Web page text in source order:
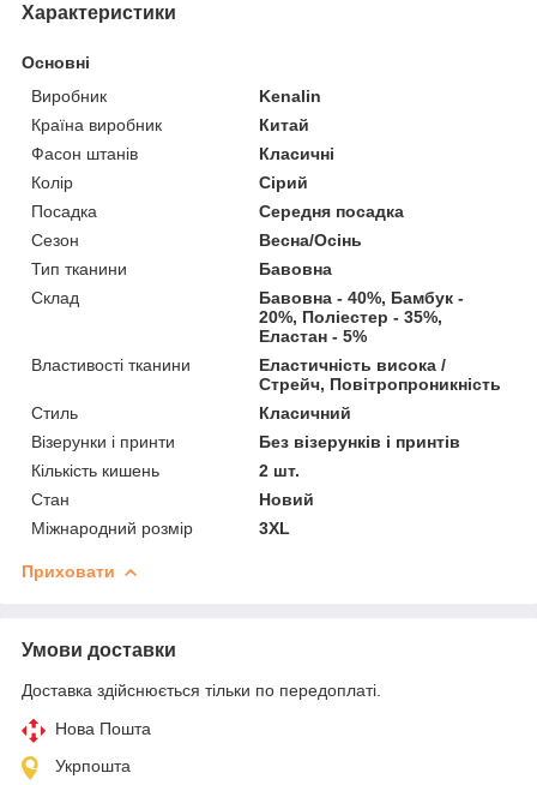
Характеристики
Основні
Виробник
Kenalin
Країна виробник
Китай
Фасон штанів
Класичні
Колір
Сірий
Посадка
Середня посадка
Сезон
Весна/Осінь
Тип тканини
Бавовна
Склад
Бавовна - 40%, Бамбук -
20%, Поліестер - 35%,
Еластан - 5%
Властивості тканини
Еластичність висока /
Стрейч, Повітропроникність
Стиль
Класичний
Візерунки і принти
Без візерунків і принтів
Кількість кишень
2 шт.
Стан
Новий
Міжнародний розмір
3XL
Приховати
Умови доставки
Доставка здійснюється тільки по передоплаті.
Нова Пошта
Укрпошта